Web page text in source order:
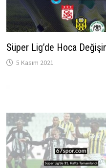
Süper Lig’de Hoca
5 Kasım 2021